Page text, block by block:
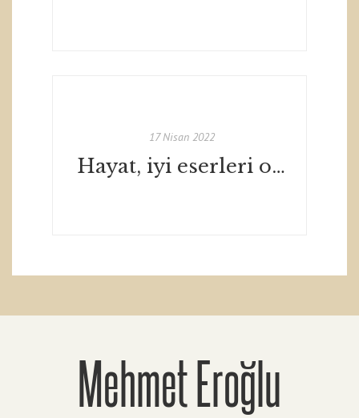
17 Nisan 2022
Hayat, iyi eserleri okumak için çok ama çok kısa - Gamze Karaoğlan - Zorba TV & Dergi
Mehmet Eroğlu